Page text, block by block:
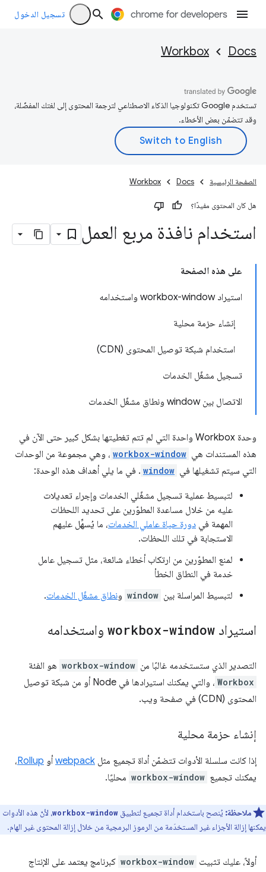
تسجيل الدخول
Docs
Workbox
تستخدم Google تكنولوجيا الذكاء الاصطناعي لترجمة المحتوى إلى لغتك المفضّلة،
وقد تتضمّن بعض الأخطاء.
الصفحة الرئيسية Docs
Workbox
هل كان المحتوى مفيدًا؟
استخدام نافذة مربع العمل
على هذه الصفحة
استيراد workbox-window واستخدامه
إنشاء حزمة محلية
استخدام شبكة توصيل المحتوى (CDN)
تسجيل مشغّل الخدمات
الاتصال بين window ونطاق مشغّل الخدمات
وحدة Workbox واحدة التي لم تتم تغطيتها بشكل كبير حتى الآن في
هذه المستندات هي workbox-window ، وهي مجموعة من الوحدات
التي سيتم تشغيلها في window . في ما يلي أهداف هذه الوحدة:
لتبسيط عملية تسجيل مشغّلي الخدمات وإجراء تعديلات
عليه من خلال مساعدة المطوّرين على تحديد اللحظات
المهمة في دورة حياة عاملي الخدمات، ما يُسهِّل عليهم
الاستجابة في تلك اللحظات.
لمنع المطوّرين من ارتكاب أخطاء شائعة، مثل تسجيل عامل
خدمة في النطاق الخطأ
لتبسيط المراسلة بين window ونطاق مشغّل الخدمات.
استيراد workbox-window واستخدامه
التصدير الذي ستستخدمه غالبًا من workbox-window هو الفئة
Workbox
، والتي يمكنك استيرادها في Node أو من شبكة توصيل
المحتوى (CDN) في صفحة ويب.
إنشاء حزمة محلية
إذا كانت سلسلة الأدوات تتضمّن أداة تجميع مثل webpack أو Rollup،
يمكنك تجميع workbox-window محليًا.
ملاحظة: يُنصح باستخدام أداة تجميع لتطبيق workbox-window، لأنّ هذه الأدوات
يمكنها إزالة الأجزاء غير المستخدَمة من الرموز البرمجية من خلال إزالة المحتوى غير الهام.
أولاً، عليك تثبيت workbox-window كبرنامج يعتمد على الإنتاج